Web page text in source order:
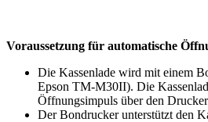
Voraussetzung für automatische
Die Kassenlade wird mit einem
Epson TM-M30II). Die
Öffnungsimpuls über den
Der Bondrucker unterstützt den